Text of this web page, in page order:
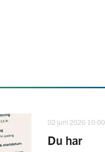
02 juni 2026 10:00
Du har